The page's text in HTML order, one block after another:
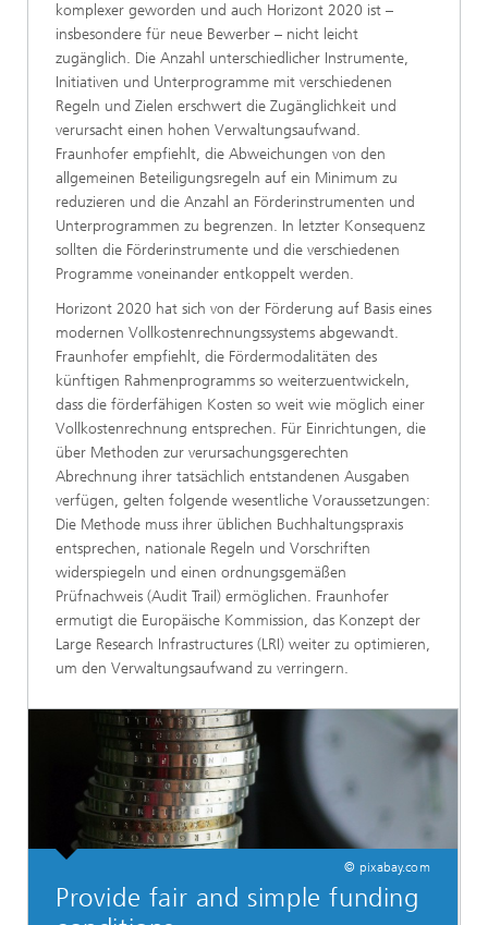
komplexer geworden und auch Horizont 2020 ist –
insbesondere für neue Bewerber – nicht leicht
zugänglich. Die Anzahl unterschiedlicher Instrumente,
Initiativen und Unterprogramme mit verschiedenen
Regeln und Zielen erschwert die Zugänglichkeit und
verursacht einen hohen Verwaltungsaufwand.
Fraunhofer empfiehlt, die Abweichungen von den
allgemeinen Beteiligungsregeln auf ein Minimum zu
reduzieren und die Anzahl an Förderinstrumenten und
Unterprogrammen zu begrenzen. In letzter Konsequenz
sollten die Förderinstrumente und die verschiedenen
Programme voneinander entkoppelt werden.
Horizont 2020 hat sich von der Förderung auf Basis eines
modernen Vollkostenrechnungssystems abgewandt.
Fraunhofer empfiehlt, die Fördermodalitäten des
künftigen Rahmenprogramms so weiterzuentwickeln,
dass die förderfähigen Kosten so weit wie möglich einer
Vollkostenrechnung entsprechen. Für Einrichtungen, die
über Methoden zur verursachungsgerechten
Abrechnung ihrer tatsächlich entstandenen Ausgaben
verfügen, gelten folgende wesentliche Voraussetzungen:
Die Methode muss ihrer üblichen Buchhaltungspraxis
entsprechen, nationale Regeln und Vorschriften
widerspiegeln und einen ordnungsgemäßen
Prüfnachweis (Audit Trail) ermöglichen. Fraunhofer
ermutigt die Europäische Kommission, das Konzept der
Large Research Infrastructures (LRI) weiter zu optimieren,
um den Verwaltungsaufwand zu verringern.
© pixabay.com
Provide fair and simple funding